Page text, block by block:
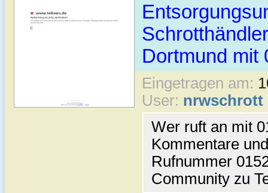
Dortmund mit
Eingetragen am:
User: nrwschrott
Wer ruft an mit
Kommentare
Rufnummer
Community zu